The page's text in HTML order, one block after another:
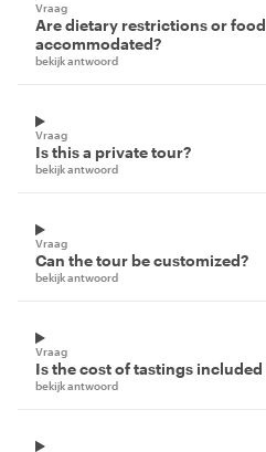
Vraag
Are dietary restrictions or
accommodated?
bekijk antwoord
Vraag
Is this a private tour?
bekijk antwoord
Vraag
Can the tour be customized?
bekijk antwoord
Vraag
Is the cost of tastings
bekijk antwoord